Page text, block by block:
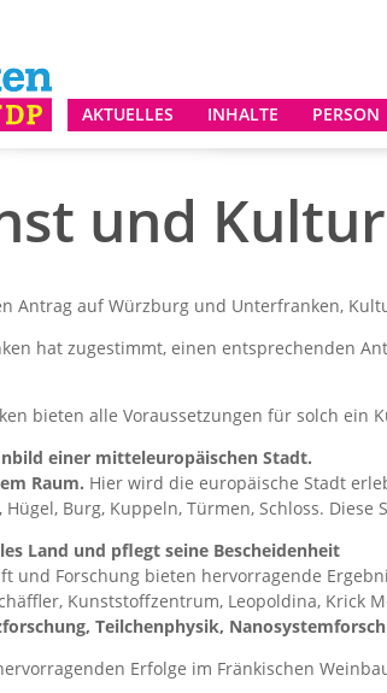
AKTUELLES
INHALTE PERSON
und
Antrag auf Würzburg und Unterfranken,
hat zugestimmt, einen entsprechenden
bieten alle Voraussetzungen für solch ein
einer mitteleuropäischen Stadt.
Raum. Hier wird die europäische Stadt
Hügel, Burg, Kuppeln, Türmen, Schloss.
Land und pflegt seine Bescheidenheit
und Forschung bieten hervorragende
Kunststoffzentrum, Leopoldina, Krick
Teilchenphysik,
Erfolge im Fränkischen